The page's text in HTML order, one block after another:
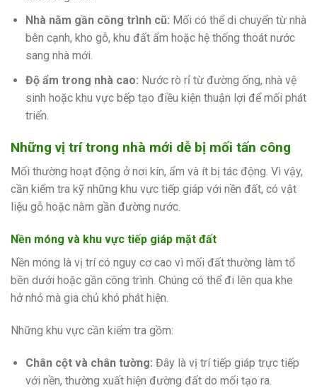
Nhà nằm gần công trình cũ: Mối có thể di chuyển từ nhà
bên cạnh, kho gỗ, khu đất ẩm hoặc hệ thống thoát nước
sang nhà mới.
Độ ẩm trong nhà cao: Nước rò rỉ từ đường ống, nhà vệ
sinh hoặc khu vực bếp tạo điều kiện thuận lợi để mối phát
triển.
Những vị trí trong nhà mới dễ bị mối tấn công
Mối thường hoạt động ở nơi kín, ẩm và ít bị tác động. Vì vậy,
cần kiểm tra kỹ những khu vực tiếp giáp với nền đất, có vật
liệu gỗ hoặc nằm gần đường nước.
Nền móng và khu vực tiếp giáp mặt đất
Nền móng là vị trí có nguy cơ cao vì mối đất thường làm tổ
bên dưới hoặc gần công trình. Chúng có thể đi lên qua khe
hở nhỏ mà gia chủ khó phát hiện.
Những khu vực cần kiểm tra gồm:
Chân cột và chân tường: Đây là vị trí tiếp giáp trực tiếp
với nền, thường xuất hiện đường đất do mối tạo ra.